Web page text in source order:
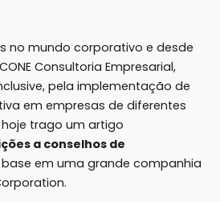
no mundo corporativo e desde
Consultoria Empresarial,
pela implementação de
em empresas de diferentes
trago um artigo
a conselhos de
em uma grande companhia